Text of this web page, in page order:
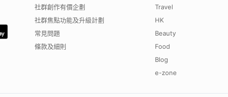
社群創作有價企劃
社群焦點功能及升級計劃
常見問題
條款及細則
Travel
HK
Beauty
Food
Blog
e-zone